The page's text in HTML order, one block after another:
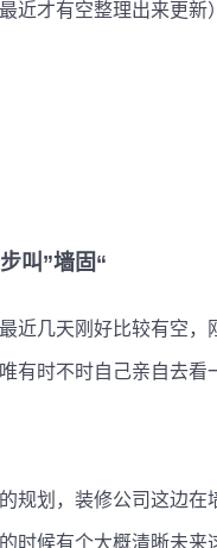
近才有空整理出来更新
叫”墙固“
近几天刚好比较有空
有时不时自己亲自去
规划，装修公司这边
时候有个大概清晰未来